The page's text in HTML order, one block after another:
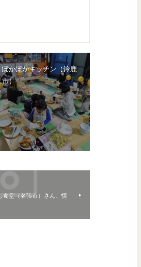
ぽかぽかキッチン（鈴鹿
市）
食堂（名張市）さん、情